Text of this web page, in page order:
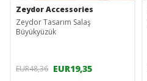
Zeydor Accessories
Zeydor Tasarım Salaş
Büyükyüzük
EUR48,36 EUR19,35